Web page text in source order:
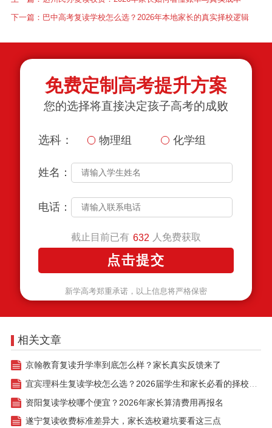
下一篇： 巴中高考复读学校怎么选？2026年本地家长的真实择校逻辑
免费定制高考提升方案
您的选择将直接决定孩子高考的成败
选科： 物理组 化学组
姓名：
电话：
截止目前已有 632 人免费获取
新学高考郑重承诺，以上信息将严格保密
相关文章
京翰教育复读升学率到底怎么样？家长真实反馈来了
资阳复读学校哪个便宜？2026年家长算清费用再报名
遂宁复读收费标准差异大，家长选校避坑要看这三点